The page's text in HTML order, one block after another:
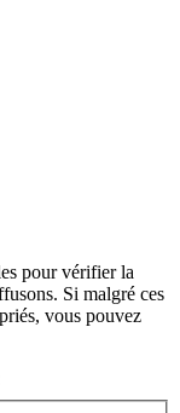
pour vérifier la
Si malgré ces
vous pouvez